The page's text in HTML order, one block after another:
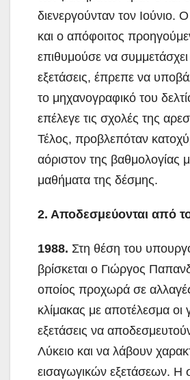
διενεργούνταν τον Ιούνιο.
και ο απόφοιτος
επιθυμούσε να συμμετάσχει
εξετάσεις, έπρεπε να
το μηχανογραφικό του
επέλεγε τις σχολές της
Τέλος, προβλεπόταν
αόριστον της βαθμολογίας
μαθήματα της δέσμης.
2. Αποδεσμεύονται από
1988. Στη θέση του
βρίσκεται ο Γιώργος
οποίος προχωρά σε
κλίμακας με αποτέλεσμα οι
εξετάσεις να
Λύκειο και να λάβουν
εισαγωγικών εξετάσεων. Η